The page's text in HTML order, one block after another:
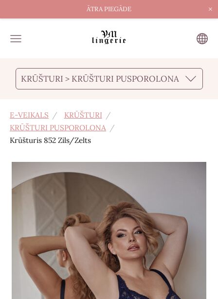
ĀTRA PIEGĀDE ×
KRŪŠTURI > KRŪŠTURI PUSPOROLONA
E-VEIKALS
KRŪŠTURI
KRŪŠTURI PUSPOROLONA
Krūšturis 852 Zils/Zelts